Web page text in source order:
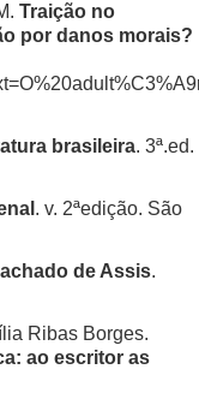
Traição no
por danos morais?
brasileira. 3ª.ed.
. v. 2ªedição. São
de Assis.
Ribas Borges.
ao escritor as